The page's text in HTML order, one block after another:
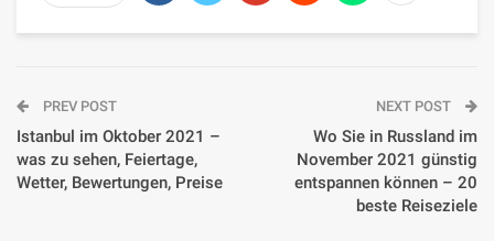
PREV POST
Istanbul im Oktober 2021 –
was zu sehen, Feiertage,
Wetter, Bewertungen, Preise
NEXT POST
Wo Sie in Russland im
November 2021 günstig
entspannen können – 20
beste Reiseziele